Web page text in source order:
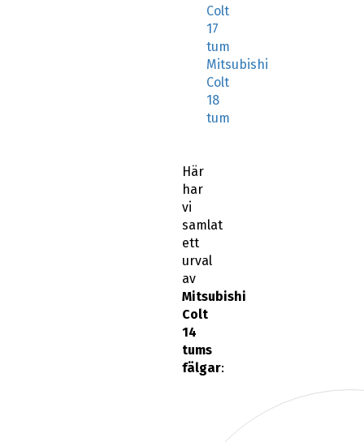
Colt
17
tum
Mitsubishi
Colt
18
tum
Här
har
vi
samlat
ett
urval
av
Mitsubishi
Colt
14
tums
fälgar: